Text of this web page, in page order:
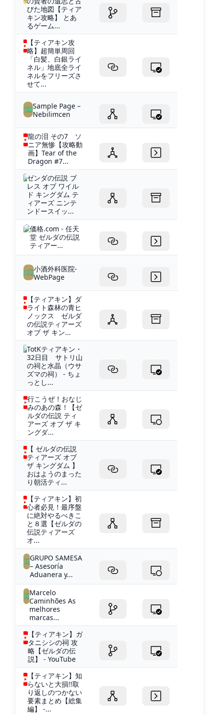
びた地図【ティア
キン攻略】 とあ
るゲーム...
【ティアキン攻
略】超簡単周回
「白髪、白銀ライ
ネル」地底全ライ
ネルをフリーズさ
せて...
Sample Page –
Nebilimcen
龍の泪 その7 ソ
ニア無惨【攻略動
画】Tear of the
Dragon #7...
ゼンダの伝説 ブ
レス オブ ワイル
ド キングダム テ
ィアーズ ニンテ
ンドースイッ...
価格.com - 任天
堂 ゼルダの伝説
ティアー...
小酒外科医院-
WebPage
【ティアキン】ダ
ライト森林の青ヒ
ノックス ゼルダ
の伝説ティアーズ
オブ ザ キン...
TotKティアキン・
32日目 サトリ山
の祠と水晶（ウサ
ズマの祠） - ちょ
っとし...
行こうぜ！おなじ
みのあの森！【ゼ
ルダの伝説 ティ
アーズ オブ ザ キ
ングダ...
【 ゼルダの伝説
ティアーズ オブ
ザ キングダム 】
おはようのまった
り朝活ティ...
【ティアキン】初
心者必見！最序盤
に絶対やるべきこ
と８選【ゼルダの
伝説ティアーズ
オ...
GRUPO SAMESA
– Asesoría
Aduanera y...
Marcelo
Caminhões As
melhores
marcas...
【ティアキン】ガ
タニシシの祠 攻
略【ゼルダの伝
説】 - YouTube
【ティアキン】知
らないと大損!!取
り返しのつかない
要素まとめ【総集
編】 -...